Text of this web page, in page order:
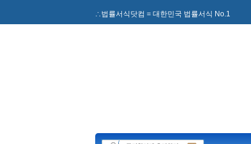
∴법률서식닷컴 = 대한민국 법률서식 No.1